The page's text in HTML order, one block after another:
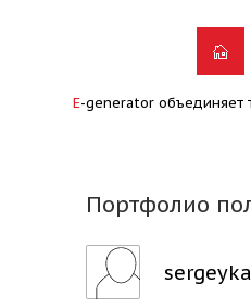
E-generator объединяет
Портфолио
sergeyka